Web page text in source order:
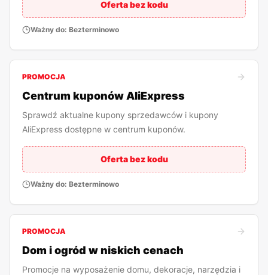
Oferta bez kodu
Ważny do: Bezterminowo
PROMOCJA
Centrum kuponów AliExpress
Sprawdź aktualne kupony sprzedawców i kupony
AliExpress dostępne w centrum kuponów.
Oferta bez kodu
Ważny do: Bezterminowo
PROMOCJA
Dom i ogród w niskich cenach
Promocje na wyposażenie domu, dekoracje, narzędzia i